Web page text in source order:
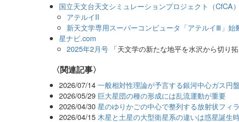
国立天文台天文シミュレーションプロジェクト（CfCA）
アテルイII
新天文学専用スーパーコンピュータ「アテルイⅢ」始
星ナビ.com
2025年2月号「天文学の新たな地平を水沢から切り
関連記事
2026/07/14 一般相対性理論が予言する銀河中心ガス円
2026/05/29 巨大星団の種の形成には乱流運動が重要
2026/04/30 星のゆりかごの中心で整列する放射状フィ
2026/04/15 木星と土星の大型衛星系の違いは惑星誕生